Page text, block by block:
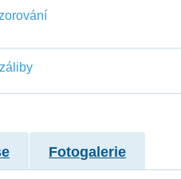
Fotogalerie